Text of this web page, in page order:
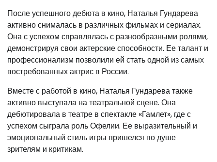
После успешного дебюта в кино, Наталья Гундарева
активно снималась в различных фильмах и сериалах.
Она с успехом справлялась с разнообразными ролями,
демонстрируя свои актерские способности. Ее талант и
профессионализм позволили ей стать одной из самых
востребованных актрис в России.
Вместе с работой в кино, Наталья Гундарева также
активно выступала на театральной сцене. Она
дебютировала в театре в спектакле «Гамлет», где с
успехом сыграла роль Офелии. Ее выразительный и
эмоциональный стиль игры пришелся по душе
зрителям и критикам.